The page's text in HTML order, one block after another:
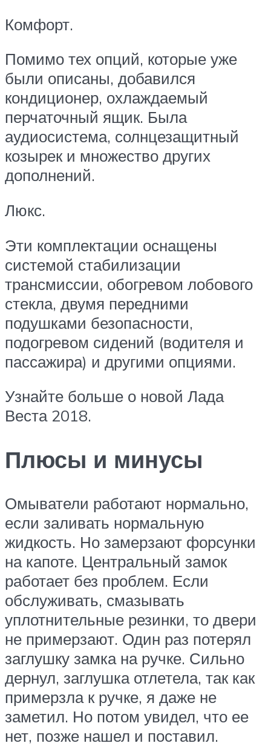
Комфорт.
Помимо тех опций, которые уже
были описаны, добавился
кондиционер, охлаждаемый
перчаточный ящик. Была
аудиосистема, солнцезащитный
козырек и множество других
дополнений.
Люкс.
Эти комплектации оснащены
системой стабилизации
трансмиссии, обогревом лобового
стекла, двумя передними
подушками безопасности,
подогревом сидений (водителя и
пассажира) и другими опциями.
Узнайте больше о новой Лада
Веста 2018.
Плюсы и минусы
Омыватели работают нормально,
если заливать нормальную
жидкость. Но замерзают форсунки
на капоте. Центральный замок
работает без проблем. Если
обслуживать, смазывать
уплотнительные резинки, то двери
не примерзают. Один раз потерял
заглушку замка на ручке. Сильно
дернул, заглушка отлетела, так как
примерзла к ручке, я даже не
заметил. Но потом увидел, что ее
нет, позже нашел и поставил.